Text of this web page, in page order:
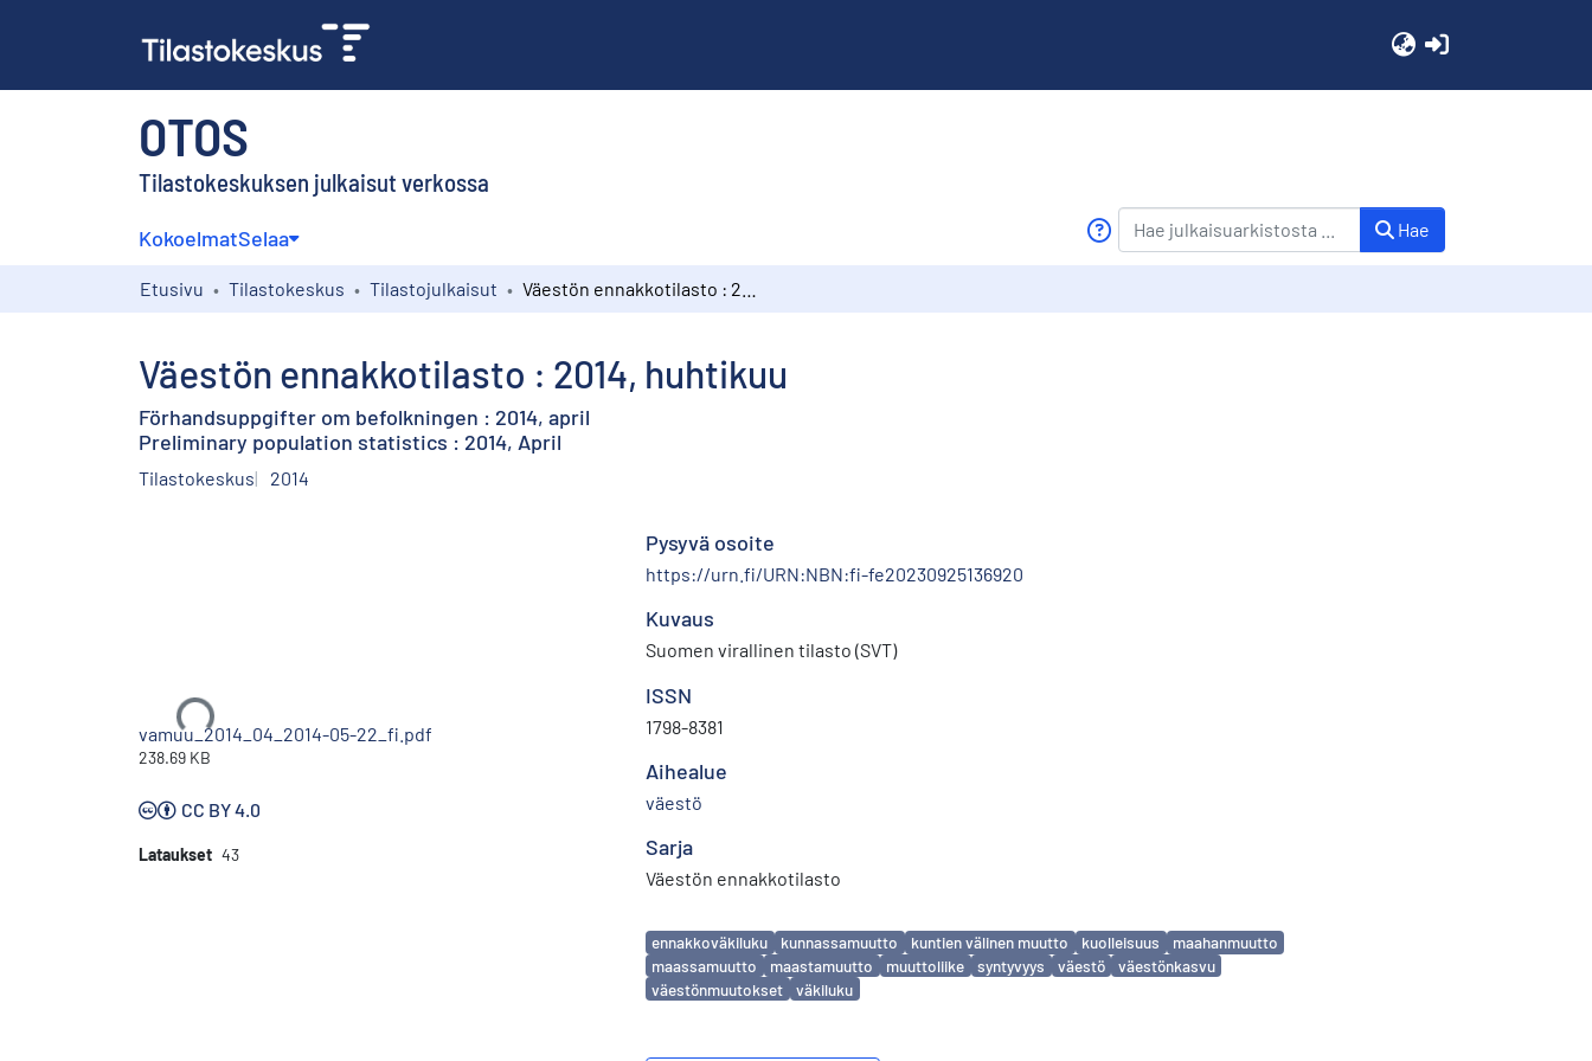
OTOS
Tilastokeskuksen julkaisut verkossa
KokoelmatSelaa Hae
Etusivu Tilastokeskus Tilastojulkaisut
Väestön ennakkotilasto : 2014, huhtikuu
Förhandsuppgifter om befolkningen : 2014, april
Preliminary population statistics : 2014, April
Tilastokeskus 2014
Ladataan...
vamuu_2014_04_2014-05-22_fi.pdf
238.69 KB
CC BY 4.0
Lataukset 43
Pysyvä osoite
https://urn.fi/URN:NBN:fi-fe20230925136920
Kuvaus
Suomen virallinen tilasto (SVT)
ISSN
1798-8381
Aihealue
väestö
Sarja
Väestön ennakkotilasto
Avainsanat
ennakkoväkiluku kunnassamuutto kuntien välinen muutto kuolleisuus
maahanmuutto
maassamuutto
maastamuutto muuttoliike syntyvyys väestö
väestönkasvu
väestönmuutokset
väkiluku